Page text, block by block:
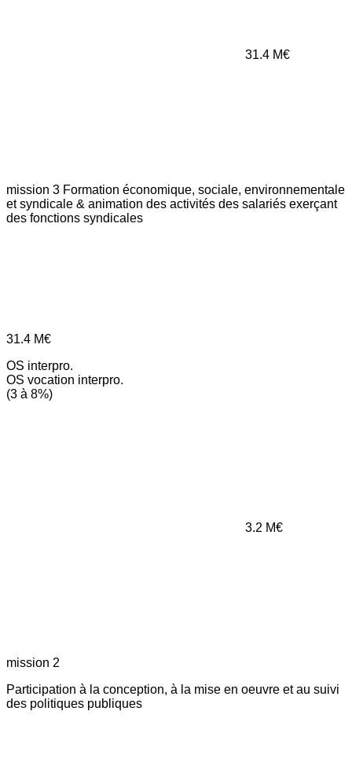
31.4 M€
mission 3 Formation économique, sociale, environnementale
et syndicale & animation des activités des salariés exerçant
des fonctions syndicales
31.4 M€
OS interpro.
OS vocation interpro.
(3 à 8%)
3.2 M€
mission 2
Participation à la conception, à la mise en oeuvre et au suivi
des politiques publiques